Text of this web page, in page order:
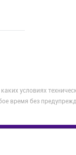
условиях
время без